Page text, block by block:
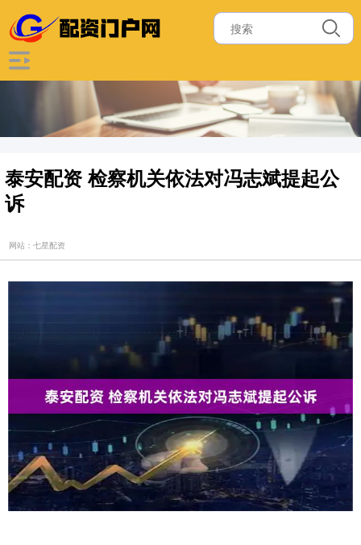
泰安配资 检察机关依法对冯志斌提起公
诉
网站：七星配资